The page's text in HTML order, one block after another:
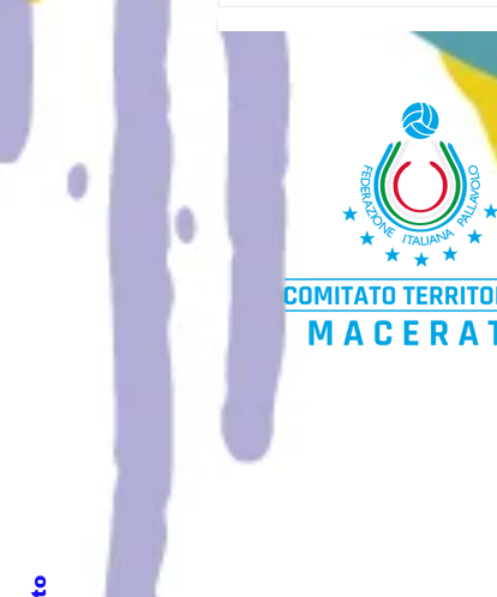
ATTIVA - PIÙ SPORT,